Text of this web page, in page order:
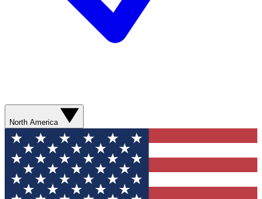
North America